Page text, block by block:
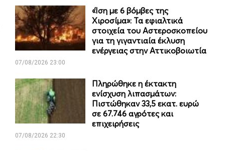
«Ίση με 6 βόμβες της
Χιροσίμα»: Τα εφιαλτικά
στοιχεία του Αστεροσκοπείου
για τη γιγαντιαία έκλυση
ενέργειας στην Αττικοβοιωτία
07/08/2026 23:00
Πληρώθηκε η έκτακτη
ενίσχυση λιπασμάτων:
Πιστώθηκαν 33,5 εκατ. ευρώ
σε 67.746 αγρότες και
επιχειρήσεις
07/08/2026 22:30